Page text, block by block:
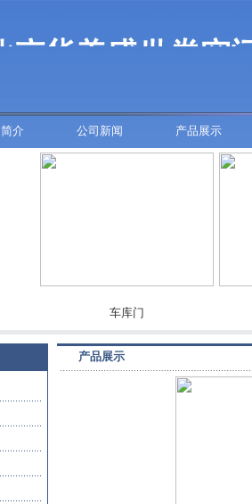
介 公司新闻 产品展示
车库门
产品展示